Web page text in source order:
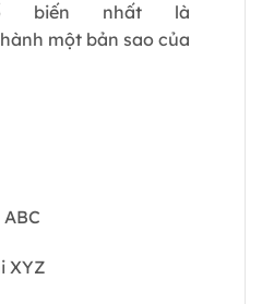
biến nhất là
một bản sao của
XYZ